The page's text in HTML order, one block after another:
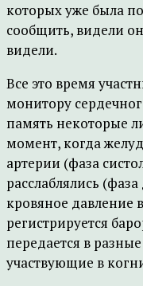
которых уже была
сообщить, видели
видели.
Все это время
монитору
память некоторые
момент, когда
артерии (фаза
расслаблялись
кровяное давление
регистрируется
передается в
участвующие в